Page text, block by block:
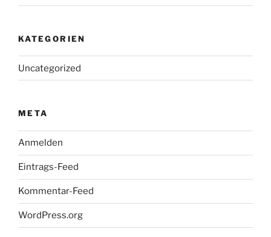
KATEGORIEN
Uncategorized
META
Anmelden
Eintrags-Feed
Kommentar-Feed
WordPress.org